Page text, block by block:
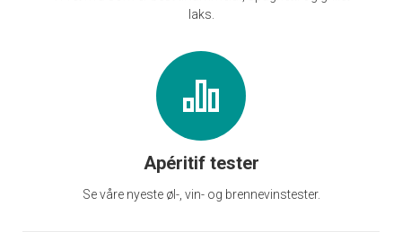
laks.
Apéritif tester
Se våre nyeste øl-, vin- og brennevinstester.